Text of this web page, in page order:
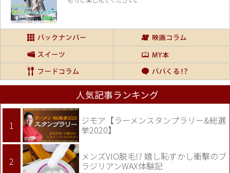
人気記事ランキング
ジモア【ラーメンスタンプラリー&総選
挙2020】
メンズVIO脱毛!? 嬉し恥ずかし衝撃のブ
ラジリアンWAX体験記